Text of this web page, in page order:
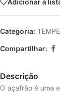
Categoria:
Compartilhar:
Descrição
O açafrão é uma